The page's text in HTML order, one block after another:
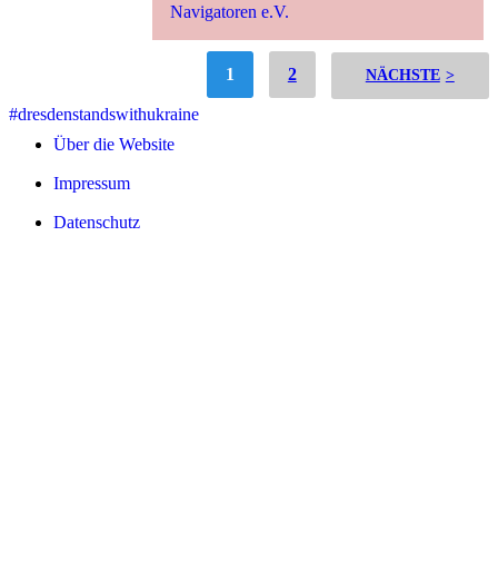
Navigatoren e.V.
1 2 >
#dresdenstandswithukraine
Über die Website
Impressum
Datenschutz